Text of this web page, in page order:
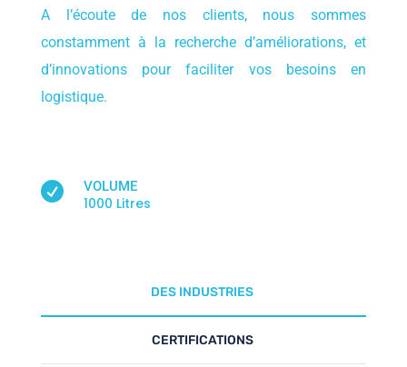
A l’écoute de nos clients, nous sommes
constamment à la recherche d’améliorations, et
d’innovations pour faciliter vos besoins en
logistique.
 VOLUME
1000 Litres
DES INDUSTRIES
CERTIFICATIONS